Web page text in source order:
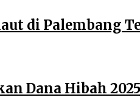
di Palembang
Dana Hibah